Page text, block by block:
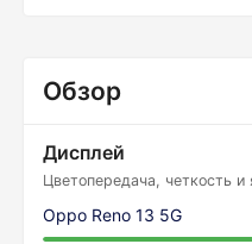
Обзор
Дисплей
Цветопередача, четкость и
Oppo Reno 13 5G